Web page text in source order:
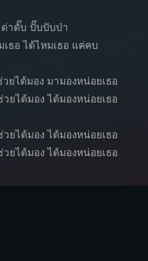
าดั๊บ ปั๊บปับป่า
ธอ ได้ไหมเธอ แค่คบ
ยได้มอง มามองหน่อยเธอ
ยได้มอง ได้มองหน่อยเธอ
ยได้มอง ได้มองหน่อยเธอ
ยได้มอง ได้มองหน่อยเธอ